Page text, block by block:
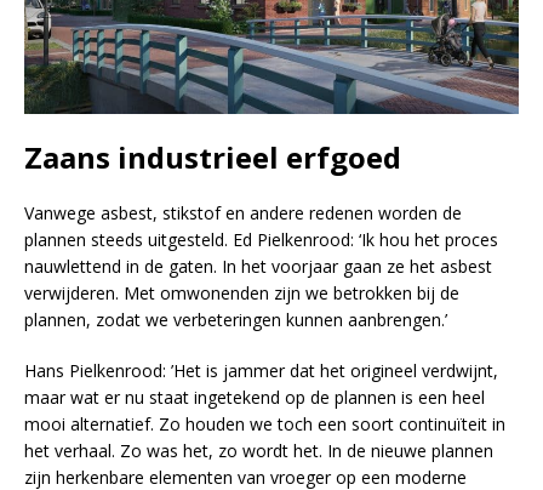
Zaans industrieel erfgoed
Vanwege asbest, stikstof en andere redenen worden de
plannen steeds uitgesteld. Ed Pielkenrood: ‘Ik hou het proces
nauwlettend in de gaten. In het voorjaar gaan ze het asbest
verwijderen. Met omwonenden zijn we betrokken bij de
plannen, zodat we verbeteringen kunnen aanbrengen.’
Hans Pielkenrood: ’Het is jammer dat het origineel verdwijnt,
maar wat er nu staat ingetekend op de plannen is een heel
mooi alternatief. Zo houden we toch een soort continuïteit in
het verhaal. Zo was het, zo wordt het. In de nieuwe plannen
zijn herkenbare elementen van vroeger op een moderne